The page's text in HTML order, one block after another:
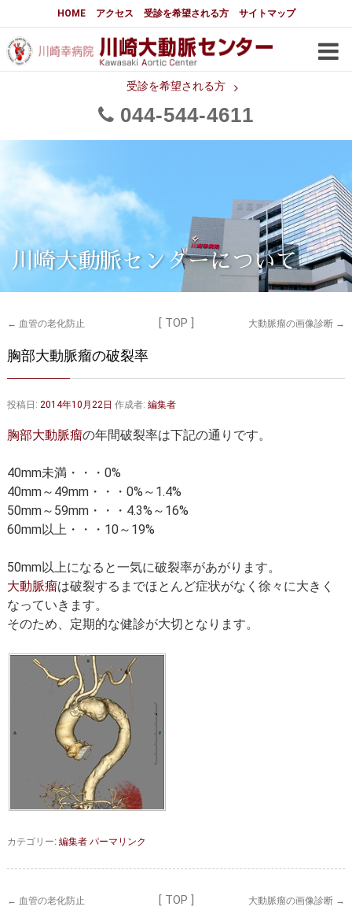
HOME アクセス 受診を希望される方 サイトマップ
受診を希望される方
044 544 4611
大動脈センターについて
はじめに 大動脈センターについて
メディアでの紹介
都道府県別患者マップ 都道府県別紹介病院
大動脈瘤について 基本編
3分でわかる大動脈瘤・大動脈
大動脈瘤
大動脈解離（解離性大動脈瘤）
胸部大動脈瘤の治療
腹部大動脈瘤の治療 急性大動脈解離の治療
大動脈弁・大動脈基部の治療
大動脈瘤について 詳細編
腹部大動脈瘤
ステントグラフトによる治療
マルファン症候群
診察をご希望の方へ
遠方から来院される方は？
セカンドオピニオン
都道府県別紹介病院
正しい病院の選び方
お問い合わせ
外来予約をされた方へ
川崎大動脈センターについて
← 血管の老化防止 [ TOP ] 大動脈瘤の画像診断 →
胸部大動脈瘤の破裂率
投稿日: 2014年10月22日 作成者: 編集者
胸部大動脈瘤の年間破裂率は下記の通りです。
40mm未満・・・0%
40mm～49mm・・・0%～1.4%
50mm～59mm・・・4.3%～16%
60mm以上・・・10～19%
50mm以上になると一気に破裂率があがります。
大動脈瘤は破裂するまでほとんど症状がなく徐々に大きく
なっていきます。
そのため、定期的な健診が大切となります。
カテゴリー:編集者パーマリンク
← 血管の老化防止 [ TOP ] 大動脈瘤の画像診断 →